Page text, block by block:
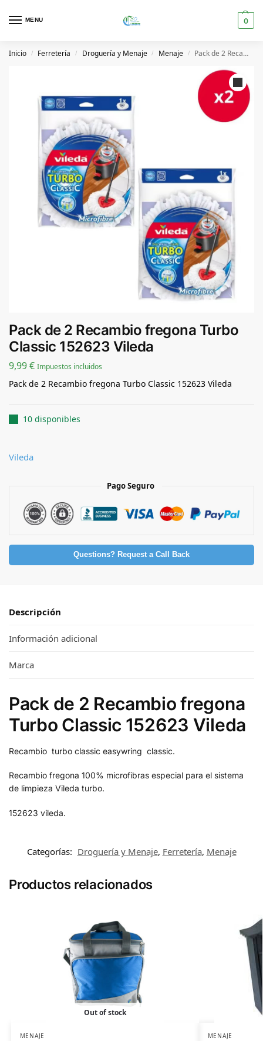
MENU 0
Inicio / Ferretería / Droguería y Menaje / Menaje / Pack de 2 Recambio fregona Turbo Classic 152623 Vileda
Pack de 2 Recambio fregona Turbo
Classic 152623 Vileda
9,99€ Impuestos incluidos
Pack de 2 Recambio fregona Turbo Classic 152623 Vileda
10 disponibles
Vileda
Pago Seguro
Questions? Request a Call Back
Descripción
Información adicional
Marca
Pack de 2 Recambio fregona
Turbo Classic 152623 Vileda
Recambio turbo classic easywring classic.
Recambio fregona 100% microfibras especial para el sistema
de limpieza Vileda turbo.
152623 vileda.
Categorías: Droguería y Menaje, Ferretería, Menaje
Productos relacionados
Out of stock
MENAJE MENAJE